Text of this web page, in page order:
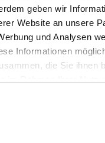
geben wir
Website an unsere
und Analysen
Informationen
die Sie ihnen
Sie unser